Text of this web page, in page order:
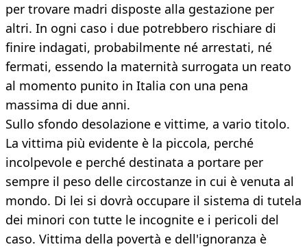
per trovare madri disposte alla gestazione per
altri. In ogni caso i due potrebbero rischiare di
finire indagati, probabilmente né arrestati, né
fermati, essendo la maternità surrogata un reato
al momento punito in Italia con una pena
massima di due anni.
Sullo sfondo desolazione e vittime, a vario titolo.
La vittima più evidente è la piccola, perché
incolpevole e perché destinata a portare per
sempre il peso delle circostanze in cui è venuta al
mondo. Di lei si dovrà occupare il sistema di tutela
dei minori con tutte le incognite e i pericoli del
caso. Vittima della povertà e dell'ignoranza è